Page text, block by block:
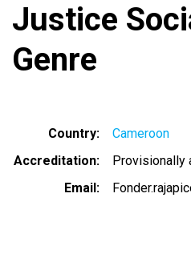
Justice
Genre
Country
Cameroon
Accreditation
Provisionally
Email